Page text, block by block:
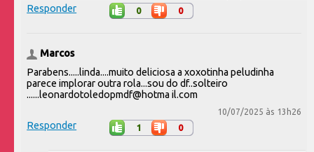
Responder 0 0
Marcos
Parabens.....linda....muito deliciosa a xoxotinha peludinha
parece implorar outra rola...sou do df..solteiro
......leonardotoledopmdf@hotma il.com
10/07/2025 às 13h26
Responder 1 0